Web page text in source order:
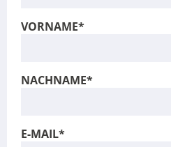
VORNAME*
NACHNAME*
E-MAIL*